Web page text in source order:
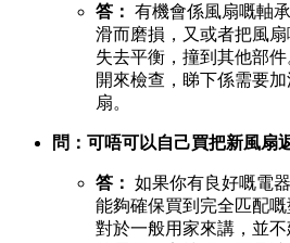
答：
有機會係風扇嘅軸
滑而磨損，又或者把風
失去平衡，撞到其他部
開來檢查，睇下係需要
扇。
問：可唔可以自己買把新風扇
答：
如果你有良好嘅電
能夠確保買到完全匹配
對於一般用家來講，並